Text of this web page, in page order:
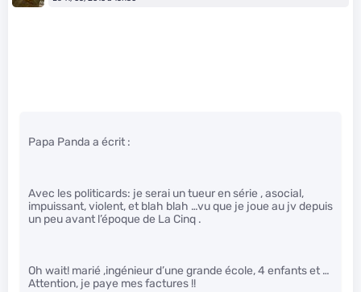
Papa Panda a écrit :
Avec les politicards: je serai un tueur en série , asocial,
impuissant, violent, et blah blah …vu que je joue au jv depuis
un peu avant l’époque de La Cinq .
Oh wait! marié ,ingénieur d’une grande école, 4 enfants et …
Attention, je paye mes factures !!